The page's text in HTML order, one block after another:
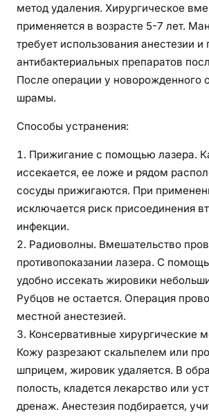
метод удаления. Хирургическое
применяется в возрасте 5-7 лет.
требует использования анестезии и
антибактериальных препаратов
После операции у новорожденного
шрамы.
Способы устранения:
Прижигание с помощью лазера.
иссекается, ее ложе и рядом
сосуды прижигаются. При
исключается риск присоединения
инфекции.
Радиоволны. Вмешательство
противопоказании лазера. С
удобно иссекать жировики
Рубцов не остается. Операция
местной анестезией.
Консервативные хирургические
Кожу разрезают скальпелем или
шприцем, жировик удаляется. В
полость, кладется лекарство или
дренаж. Анестезия подбирается,